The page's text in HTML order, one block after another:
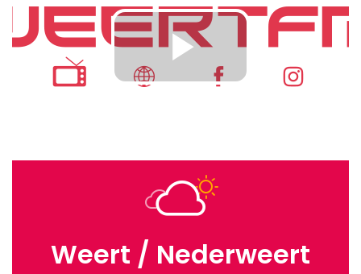
Weert / Nederweert